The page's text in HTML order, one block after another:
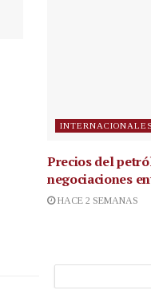
INTERNACIONALES
Precios del
negociaciones
HACE 2 SEMANAS